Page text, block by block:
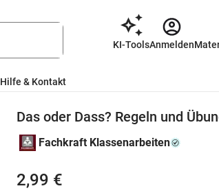
KI-ToolsAnmelden
Hilfe & Kontakt
Das oder Dass? Regeln und
Fachkraft Klassenarbeiten
2,99 €